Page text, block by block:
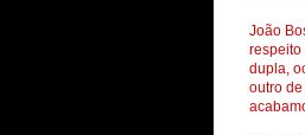
João
respeito
dupla,
outro